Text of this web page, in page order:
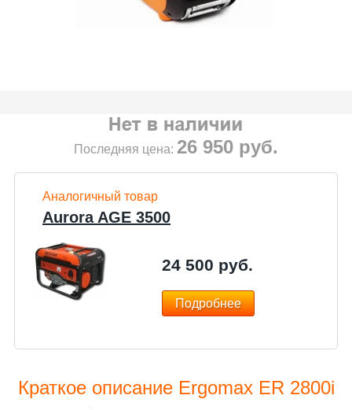
Последняя цена: 26 950 руб.
Аналогичный товар
Aurora AGE 3500
24 500 руб.
Подробнее
Краткое описание Ergomax ER 2800i